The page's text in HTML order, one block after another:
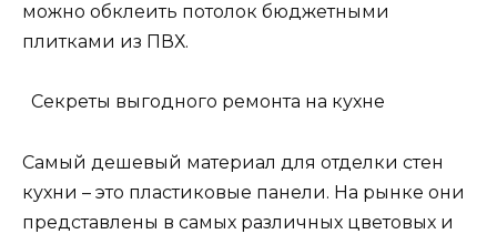
можно обклеить потолок бюджетными
плитками из ПВХ.
Секреты выгодного ремонта на кухне
Самый дешевый материал для отделки стен
кухни – это пластиковые панели. На рынке они
представлены в самых различных цветовых и